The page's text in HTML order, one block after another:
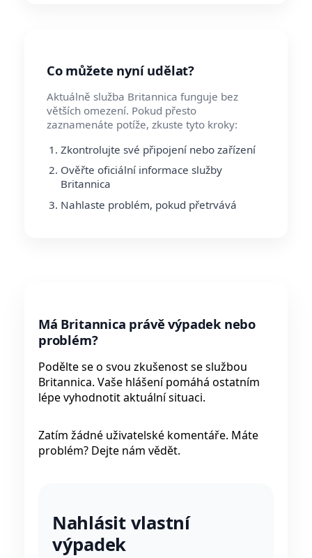
Co můžete nyní udělat?
Aktuálně služba Britannica funguje bez
větších omezení. Pokud přesto
zaznamenáte potíže, zkuste tyto kroky:
Zkontrolujte své připojení nebo zařízení
Ověřte oficiální informace služby
Britannica
Nahlaste problém, pokud přetrvává
Má Britannica právě výpadek nebo
problém?
Podělte se o svou zkušenost se službou
Britannica. Vaše hlášení pomáhá ostatním
lépe vyhodnotit aktuální situaci.
Zatím žádné uživatelské komentáře. Máte
problém? Dejte nám vědět.
Nahlásit vlastní
výpadek